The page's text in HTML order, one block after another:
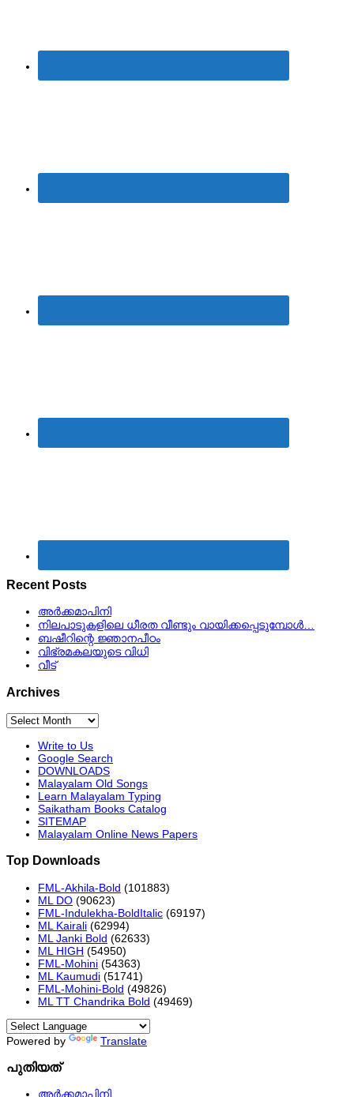
Recent Posts
അർക്കമാപിനി
നിലപാടുകളിലെ ധീരത വീണ്ടും വായിക്കപ്പെടുമ്പോള്‍…
ബഷീറിന്റെ ജ്ഞാനപീഠം
വിഭ്രമകലയുടെ വിധി
വീട്
Archives
Archives
Write to Us
Google Search
DOWNLOADS
Malayalam Old Songs
Learn Malayalam Typing
Saikatham Books Catalog
SITEMAP
Malayalam Online News Papers
Top Downloads
FML-Akhila-Bold (101883)
ML DO (90623)
FML-Indulekha-BoldItalic (69197)
ML Kairali (62994)
ML Janki Bold (62633)
ML HIGH (54950)
FML-Mohini (54363)
ML Kaumudi (51741)
FML-Mohini-Bold (49826)
ML TT Chandrika Bold (49469)
Powered by Translate
പുതിയത്
അർക്കമാപിനി